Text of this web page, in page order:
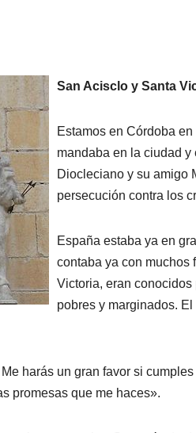
San Acisclo y Santa
Estamos en Córdoba
mandaba en la ciudad
Diocleciano y su amigo
persecución contra los
España estaba ya en
contaba ya con muchos
Victoria, eran
pobres y marginados.
harás un gran favor si
promesas que me haces».